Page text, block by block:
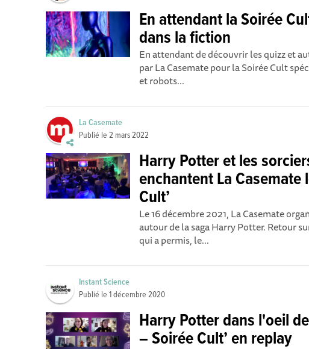
En attendant la Soirée
dans la fiction
En attendant de découvrir les quizz et
par La Casemate pour la Soirée Cult
et robots...
La Casemate
Publié le2 mars 2022
Harry Potter et les
enchantent La Casemate
Cult’
Le 16 décembre 2021, La Casemate
autour de la saga Harry Potter . Retour
qui a permis, le...
Instant Science
Publié le1 décembre 2020
Harry Potter dans l'oeil
– Soirée Cult’ en replay